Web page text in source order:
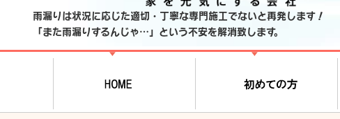
雨漏りは状況に応じた適切・丁寧な専門施工でないと再発します！
「また雨漏りするんじゃ…」という不安を解消致します。